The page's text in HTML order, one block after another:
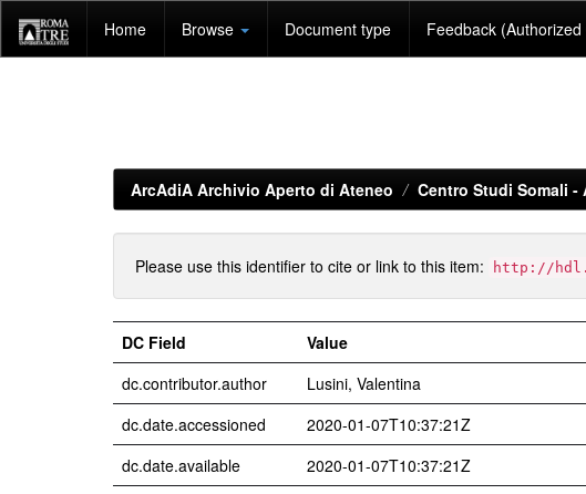
navigation
Home Browse Document type Feedback (Authorized
ArcAdiA Archivio Aperto di Ateneo Centro Studi Somali -
Please use this identifier to cite or link to this item: http://
DC Field Value
dc.contributor.author
Lusini, Valentina
dc.date.accessioned
2020-01-07T10:37:21Z
dc.date.available
2020-01-07T10:37:21Z